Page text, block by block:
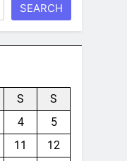
SEARCH
S
S
4
5
11
12